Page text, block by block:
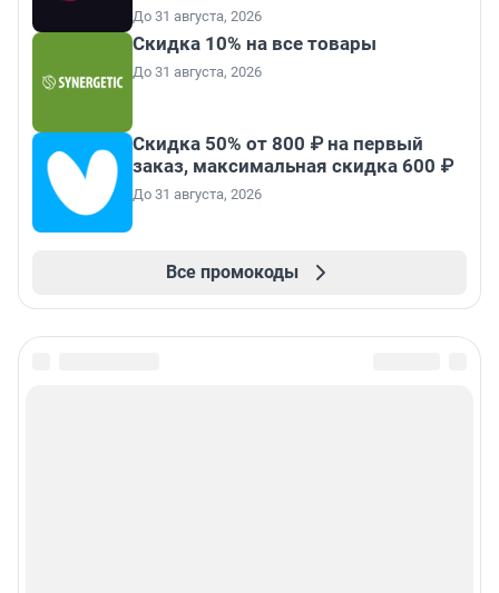
До 31 августа, 2026
Скидка 10% на все товары
До 31 августа, 2026
Скидка 50% от 800 ₽ на первый
заказ, максимальная скидка 600 ₽
До 31 августа, 2026
Все промокоды